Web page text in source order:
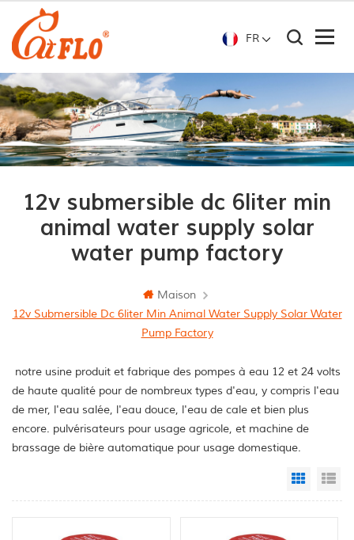
FR
12v submersible dc 6liter min
animal water supply solar
water pump factory
Maison
12v Submersible Dc 6liter Min Animal Water Supply Solar Water
Pump Factory
notre usine produit et fabrique des pompes à eau 12 et 24 volts
de haute qualité pour de nombreux types d'eau, y compris l'eau
de mer, l'eau salée, l'eau douce, l'eau de cale et bien plus
encore. pulvérisateurs pour usage agricole, et machine de
brassage de bière automatique pour usage domestique.
Grid